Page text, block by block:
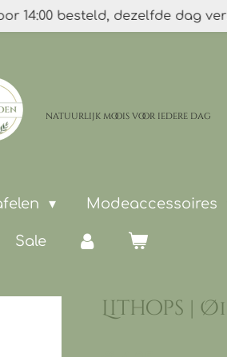
14:00 besteld, dezelfde dag
natuurlijk moois voor iedere dag
Modeaccessoires
Sale
Lithops |